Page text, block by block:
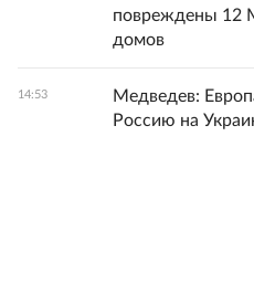
повреждены 12
домов
14:53
Медведев:
Россию на